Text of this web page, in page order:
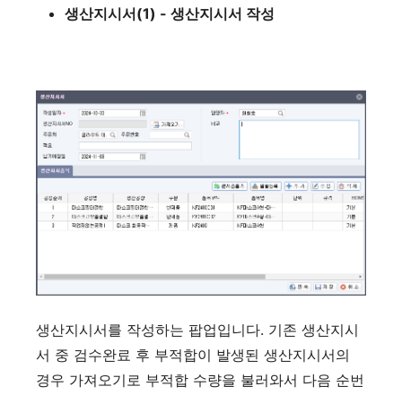
생산지시서(1) - 생산지시서 작성
생산지시서를 작성하는 팝업입니다. 기존 생산지시
서 중 검수완료 후 부적합이 발생된 생산지시서의
경우 가져오기로 부적합 수량을 불러와서 다음 순번